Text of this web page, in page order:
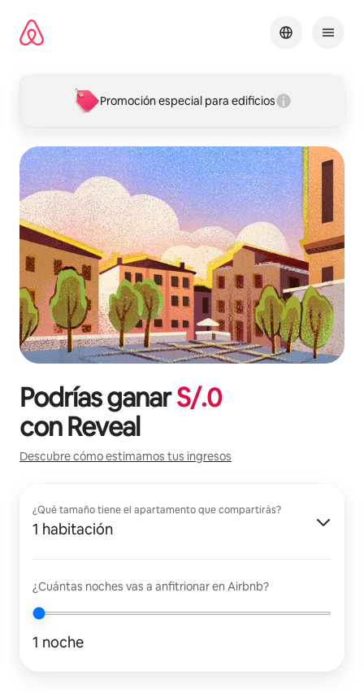
contenido
Promoción especial para edificios
Podrías ganarS/.0
conReveal
Descubre cómo estimamos tus ingresos
¿Qué tamaño tiene el apartamento que compartirás?
1 habitación
¿Cuántas noches vas a anfitrionar en Airbnb?
1 noche